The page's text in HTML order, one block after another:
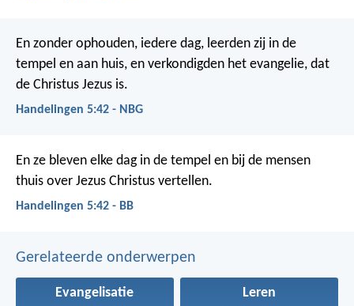
En zonder ophouden, iedere dag, leerden zij in de
tempel en aan huis, en verkondigden het evangelie, dat
de Christus Jezus is.
Handelingen 5:42 - NBG
En ze bleven elke dag in de tempel en bij de mensen
thuis over Jezus Christus vertellen.
Handelingen 5:42 - BB
Gerelateerde onderwerpen
Evangelisatie Leren